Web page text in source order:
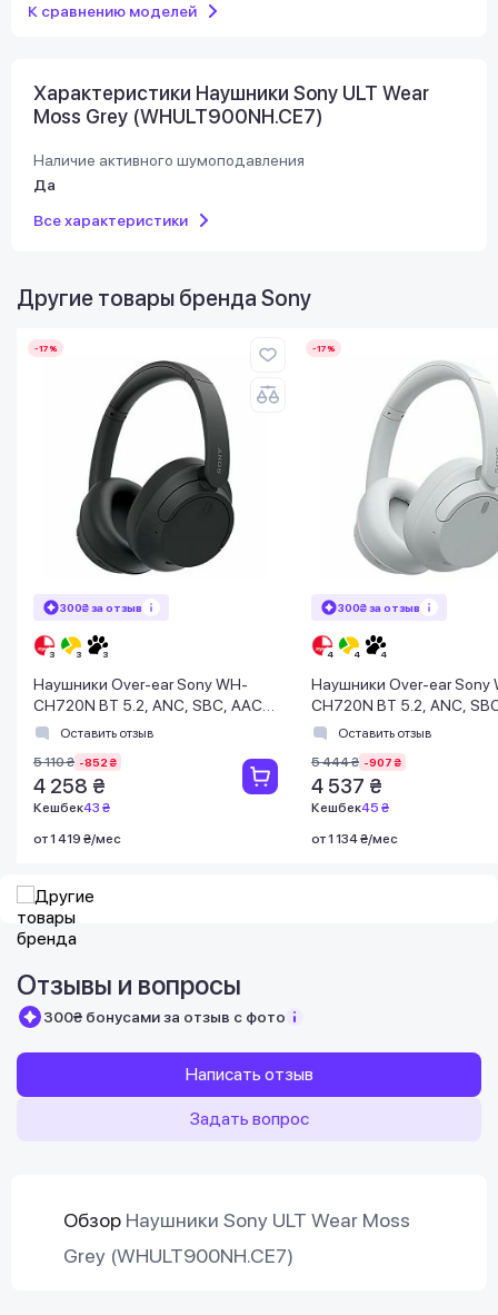
К сравнению моделей
Характеристики Наушники Sony ULT Wear
Moss Grey (WHULT900NH.CE7)
Наличие активного шумоподавления
Да
Все характеристики
Другие товары бренда Sony
-17%
300₴ за отзыв
Наушники Over-ear Sony WH-
CH720N BT 5.2, ANC, SBC, AAC,
Wireless, Mic, Черный
Оставить отзыв
5 110 ₴ -852 ₴
4 258 ₴
Кешбек43 ₴
от 1 419 ₴/мес
-17%
300₴ за отзыв
Наушники Over-ear Sony
CH720N BT 5.2, ANC,
Wireless, Mic, Белый
Оставить отзыв
5 444 ₴ -907 ₴
4 537 ₴
Кешбек45 ₴
от 1 134 ₴/мес
Отзывы и вопросы
300₴ бонусами за отзыв с фото
Написать отзыв
Задать вопрос
Обзор Наушники Sony ULT Wear Moss
Grey (WHULT900NH.CE7)